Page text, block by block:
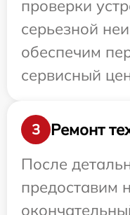
проверки
серьезной
обеспечим
сервисный
3
Ремонт
После
предоставим